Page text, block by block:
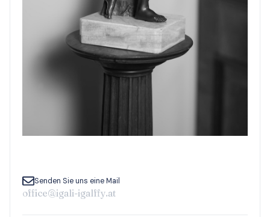
Senden Sie uns eine Mail
office@igali-igalffy.at